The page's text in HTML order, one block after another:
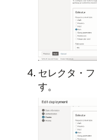
セレクタ・
す。